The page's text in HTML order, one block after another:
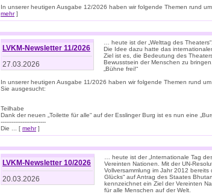
In unserer heutigen Ausgabe 12/2026 haben wir folgende Themen rund
mehr]
LVKM-Newsletter 11/2026
27.03.2026
… heute ist der „Welttag des
Die Idee dazu hatte das
Ziel ist es, die Bedeutung des
Bewusstsein der Menschen zu
„Bühne frei!“
In unserer heutigen Ausgabe 11/2026 haben wir folgende Themen rund
Sie ausgesucht:
Teilhabe
Dank der neuen „Toilette für alle“ auf der Esslinger Burg ist es nun eine
-------------------------
Die ... [ mehr]
LVKM-Newsletter 10/2026
20.03.2026
… heute ist der „Internationale Tag
Vereinten Nationen. Mit der UN-
Vollversammlung im Jahr 2012
Glücks“ auf Antrag des Staates
kennzeichnet ein Ziel der Vereinten
für alle Menschen auf der Welt.